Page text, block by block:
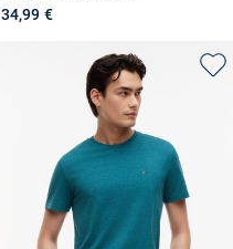
34,99 €